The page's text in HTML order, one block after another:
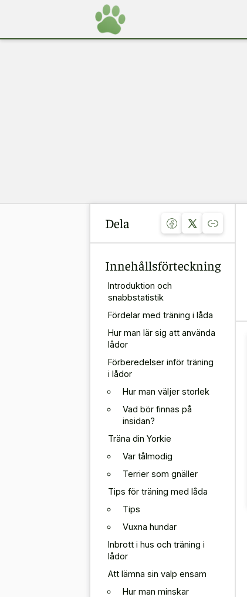
Dela
Innehållsförteckning
Introduktion och
snabbstatistik
Fördelar med träning i låda
Hur man lär sig att använda
lådor
Förberedelser inför träning
i lådor
Hur man väljer storlek
Vad bör finnas på
insidan?
Träna din Yorkie
Var tålmodig
Terrier som gnäller
Tips för träning med låda
Tips
Vuxna hundar
Inbrott i hus och träning i
lådor
Att lämna sin valp ensam
Hur man minskar